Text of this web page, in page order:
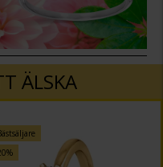
ÄLSKA